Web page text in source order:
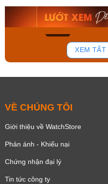
150
Mua ngay
XEM TẤT
VỀ CHÚNG TÔI
Giới thiệu về WatchStore
Phản ánh - Khiếu nại
Chứng nhận đại lý
Tin tức công ty